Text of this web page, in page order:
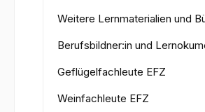
Weitere Lernmaterialien und
Berufsbildner:in und
Geflügelfachleute EFZ
Weinfachleute EFZ